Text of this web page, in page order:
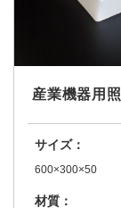
産業機器用
サイズ：
600×300×50
材質：